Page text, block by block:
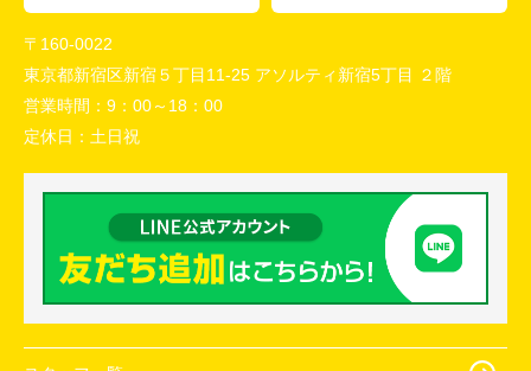
〒160-0022
東京都新宿区新宿５丁目11-25 アソルティ新宿5丁目 ２階
営業時間： 9：00～18：00
定休日： 土日祝